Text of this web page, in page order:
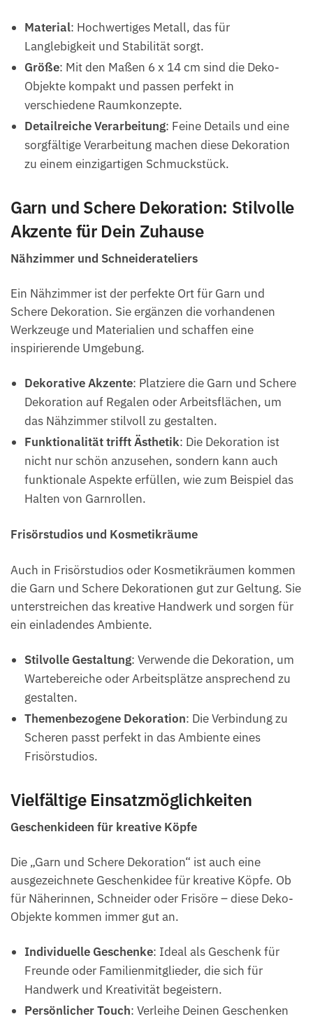
Material: Hochwertiges Metall, das für
Langlebigkeit und Stabilität sorgt.
Größe: Mit den Maßen 6 x 14 cm sind die Deko-
Objekte kompakt und passen perfekt in
verschiedene Raumkonzepte.
Detailreiche Verarbeitung: Feine Details und eine
sorgfältige Verarbeitung machen diese Dekoration
zu einem einzigartigen Schmuckstück.
Garn und Schere Dekoration: Stilvolle
Akzente für Dein Zuhause
Nähzimmer und Schneiderateliers
Ein Nähzimmer ist der perfekte Ort für Garn und
Schere Dekoration. Sie ergänzen die vorhandenen
Werkzeuge und Materialien und schaffen eine
inspirierende Umgebung.
Dekorative Akzente: Platziere die Garn und Schere
Dekoration auf Regalen oder Arbeitsflächen, um
das Nähzimmer stilvoll zu gestalten.
Funktionalität trifft Ästhetik: Die Dekoration ist
nicht nur schön anzusehen, sondern kann auch
funktionale Aspekte erfüllen, wie zum Beispiel das
Halten von Garnrollen.
Frisörstudios und Kosmetikräume
Auch in Frisörstudios oder Kosmetikräumen kommen
die Garn und Schere Dekorationen gut zur Geltung. Sie
unterstreichen das kreative Handwerk und sorgen für
ein einladendes Ambiente.
Stilvolle Gestaltung: Verwende die Dekoration, um
Wartebereiche oder Arbeitsplätze ansprechend zu
gestalten.
Themenbezogene Dekoration: Die Verbindung zu
Scheren passt perfekt in das Ambiente eines
Frisörstudios.
Vielfältige Einsatzmöglichkeiten
Geschenkideen für kreative Köpfe
Die „Garn und Schere Dekoration“ ist auch eine
ausgezeichnete Geschenkidee für kreative Köpfe. Ob
für Näherinnen, Schneider oder Frisöre – diese Deko-
Objekte kommen immer gut an.
Individuelle Geschenke: Ideal als Geschenk für
Freunde oder Familienmitglieder, die sich für
Handwerk und Kreativität begeistern.
Persönlicher Touch: Verleihe Deinen Geschenken